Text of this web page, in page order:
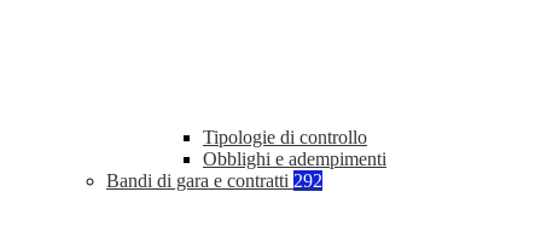
Tipologie di controllo
Obblighi e adempimenti
Bandi di gara e contratti 292